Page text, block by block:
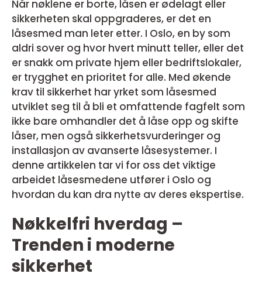
Når nøklene er borte, låsen er ødelagt eller
sikkerheten skal oppgraderes, er det en
låsesmed man leter etter. I Oslo, en by som
aldri sover og hvor hvert minutt teller, eller det
er snakk om private hjem eller bedriftslokaler,
er trygghet en prioritet for alle. Med økende
krav til sikkerhet har yrket som låsesmed
utviklet seg til å bli et omfattende fagfelt som
ikke bare omhandler det å låse opp og skifte
låser, men også sikkerhetsvurderinger og
installasjon av avanserte låsesystemer. I
denne artikkelen tar vi for oss det viktige
arbeidet låsesmedene utfører i Oslo og
hvordan du kan dra nytte av deres ekspertise.
Nøkkelfri hverdag –
Trenden i moderne
sikkerhet